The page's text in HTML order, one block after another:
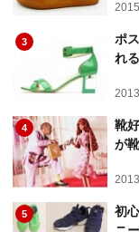
3
ポ
れ
4
靴
が
5
初